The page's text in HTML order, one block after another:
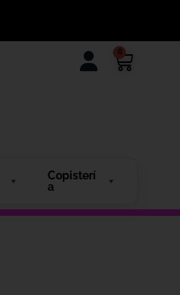
0
Copisterí
a